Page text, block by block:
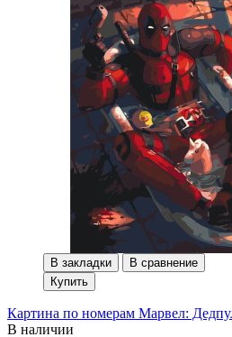
В закладки
В сравнение
Купить
Картина по номерам Марвел:
В наличии